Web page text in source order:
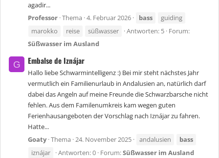
agadir...
Professor Thema 4. Februar 2026 bass
guiding
marokko
reise süßwasser Antworten: 5 Forum:
Süßwasser im Ausland
G Embalse de Iznájar
Hallo liebe Schwarmintelligenz :) Bei mir steht nächstes Jahr
vermutlich ein Familienurlaub in Andalusien an, natürlich darf
dabei das Angeln auf meine Freunde die Schwarzbarsche nicht
fehlen. Aus dem Familenumkreis kam wegen guten
Ferienhausangeboten der Vorschlag nach Iznájar zu fahren.
Hatte...
Goaty Thema 24. November 2025 andalusien
bass
iznájar
Antworten: 0 Forum:Süßwasser im Ausland